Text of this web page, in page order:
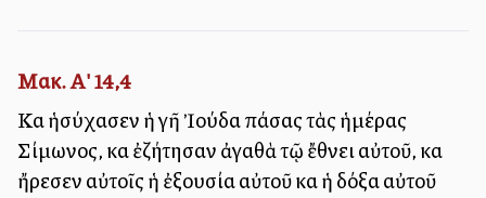
Μακ. Α' 14,4
Καὶ ἡσύχασεν ἡ γῆ Ἰούδα πάσας τὰς ἡμέρας
Σίμωνος, καὶ ἐζήτησαν ἀγαθὰ τῷ ἔθνει αὐτοῦ, καὶ
ἤρεσεν αὐτοῖς ἡ ἐξουσία αὐτοῦ καὶ ἡ δόξα αὐτοῦ